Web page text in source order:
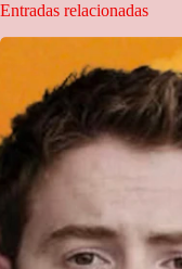
Entradas relacionadas